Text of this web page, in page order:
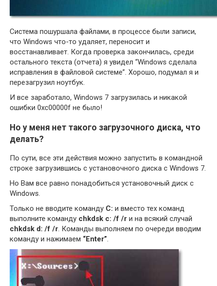
Система пошуршала файлами, в процессе были записи,
что Windows что-то удаляет, переносит и
восстанавливает. Когда проверка закончилась, среди
остального текста (отчета) я увидел “Windows сделала
исправления в файловой системе”. Хорошо, подумал я и
перезагрузил ноутбук.
И все заработало, Windows 7 загрузилась и никакой
ошибки 0xc00000f не было!
Но у меня нет такого загрузочного диска, что
делать?
По сути, все эти действия можно запустить в командной
строке загрузившись с установочного диска с Windows 7.
Но Вам все равно понадобиться установочный диск с
Windows.
Только не вводите команду C: и вместо тех команд
выполните команду chkdsk c: /f /r и на всякий случай
chkdsk d: /f /r. Команды выполняем по очереди вводим
команду и нажимаем “Enter”.